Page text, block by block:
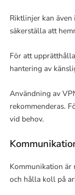
Riktlinjer kan
säkerställa att
För att
hantering av
Användning av
rekommenderas.
vid behov.
Kommunikation är
och hålla koll på